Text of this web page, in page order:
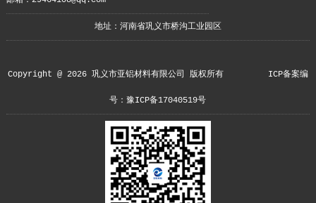
地址：河南省巩义市桥沟工业园区
Copyright @ 2026 巩义市亚铝材料有限公司 版权所有 ICP备案编
号：豫ICP备17040519号